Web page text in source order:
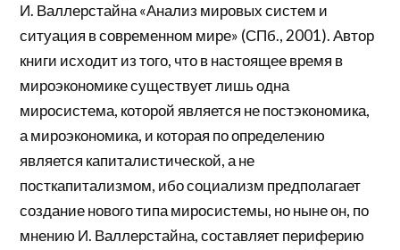
И. Валлерстайна «Анализ мировых систем и
ситуация в современном мире» (СПб., 2001). Автор
книги исходит из того, что в настоящее время в
мироэкономике существует лишь одна
миросистема, которой является не постэкономика,
а мироэкономика, и которая по определению
является капиталистической, а не
посткапитализмом, ибо социализм предполагает
создание нового типа миросистемы, но ныне он, по
мнению И. Валлерстайна, составляет периферию